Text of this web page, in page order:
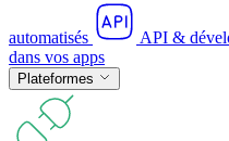
automatisés API &
dans vos apps
Plateformes